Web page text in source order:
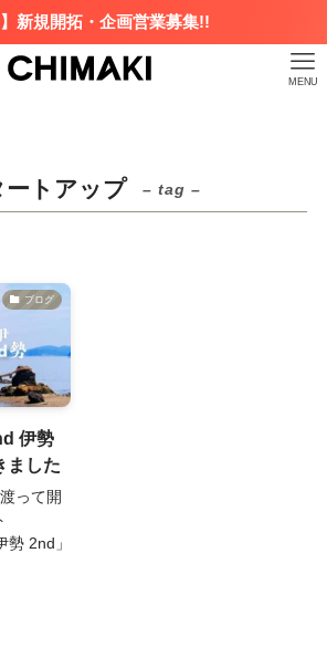
】新規開拓・企画営業募集!!
MENU
ートアップ – tag –
ブログ
伊勢
ました
って開
勢 2nd」